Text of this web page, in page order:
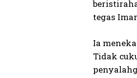
tegas
Ia
Tidak